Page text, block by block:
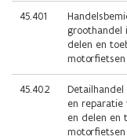
45.401
groothandel
delen en
motorfietsen
45.402
en reparatie
en delen en
motorfietsen